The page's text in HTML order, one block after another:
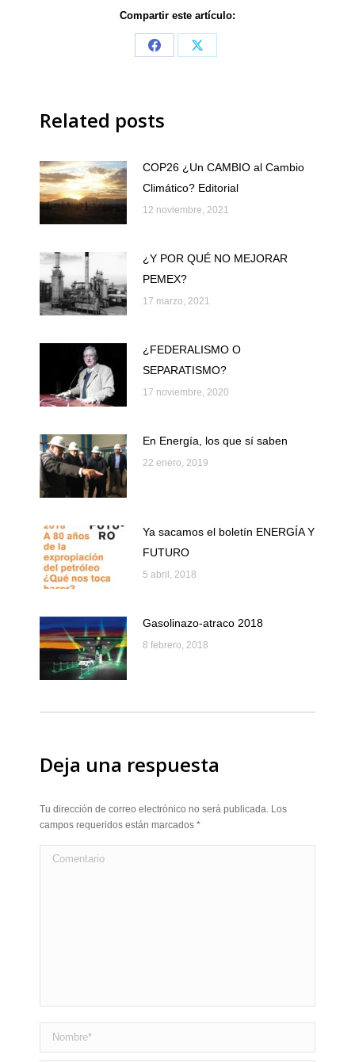
Compartir este artículo:
Share
Share
Related posts
COP26 ¿Un CAMBIO al Cambio
Climático? Editorial
12 noviembre, 2021
¿Y POR QUÉ NO MEJORAR
PEMEX?
17 marzo, 2021
¿FEDERALISMO O
SEPARATISMO?
17 noviembre, 2020
En Energía, los que sí saben
22 enero, 2019
Ya sacamos el boletín ENERGÍA Y
FUTURO
5 abril, 2018
Gasolinazo-atraco 2018
8 febrero, 2018
Deja una respuesta
Tu dirección de correo electrónico no será publicada. Los
campos requeridos están marcados *
Comentario
Nombre *